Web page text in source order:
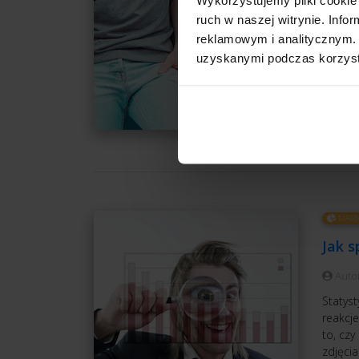
ruch w naszej witrynie.
reklamowym i
uzyskanymi podczas
W
liczy
XX
Jak
to, czy